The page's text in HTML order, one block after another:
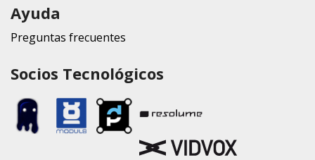
Ayuda
Preguntas frecuentes
Socios Tecnológicos